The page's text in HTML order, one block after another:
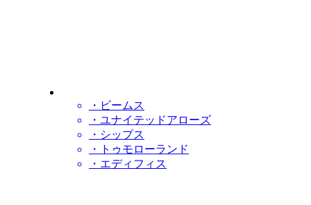
・ビームス
・ユナイテッドアローズ
・シップス
・トゥモローランド
・エディフィス